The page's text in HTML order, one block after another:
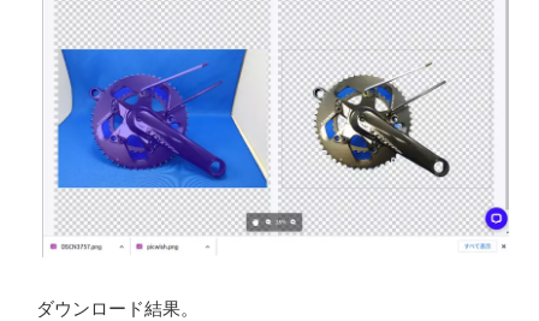
ダウンロード結果。